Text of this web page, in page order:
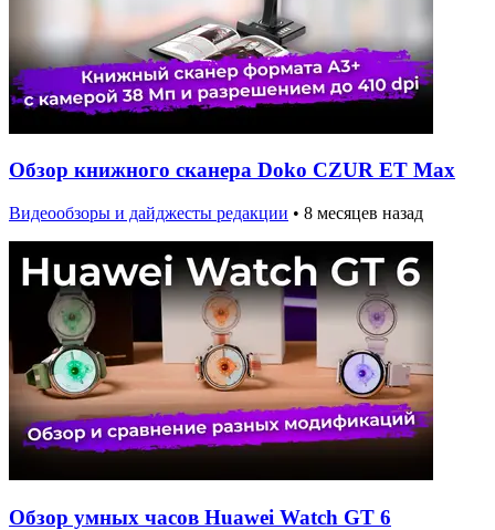
Обзор книжного сканера Doko CZUR ET Max
Видеообзоры и дайджесты редакции • 8 месяцев назад
Обзор умных часов Huawei Watch GT 6